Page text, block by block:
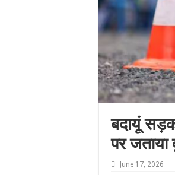
बदायूं सड़क
पर जताया
June 17, 2026